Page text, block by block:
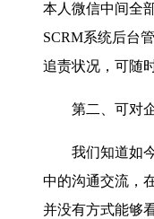
本人微信中间全
SCRM系统后台
追责状况，可随
第二、可对企
我们知道如今
中的沟通交流，
并没有方式能够